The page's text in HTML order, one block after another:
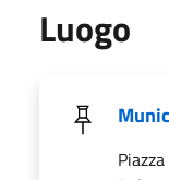
Luogo